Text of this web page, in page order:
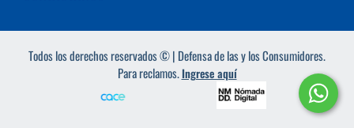
Todos los derechos reservados © | Defensa de las y los Consumidores.
Para reclamos.Ingrese aquí